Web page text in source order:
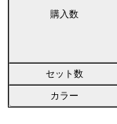
購入数
セット数
カラー